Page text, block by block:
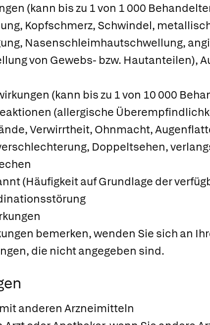
(kann bis zu 1 von 1 000
Kopfschmerz, Schwindel,
Nasenschleimhautschwellung,
von Gewebs- bzw. Hautanteilen),
(kann bis zu 1 von 10 000
(allergische
Verwirrtheit, Ohnmacht,
Doppeltsehen,
(Häufigkeit auf Grundlage der
bemerken, wenden Sie sich an
die nicht angegeben sind.
anderen Arzneimitteln